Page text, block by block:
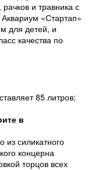
и травника с
«Стартап»
для детей, и
качества по
85 литров;
в
из силикатного
концерна
торцов всех